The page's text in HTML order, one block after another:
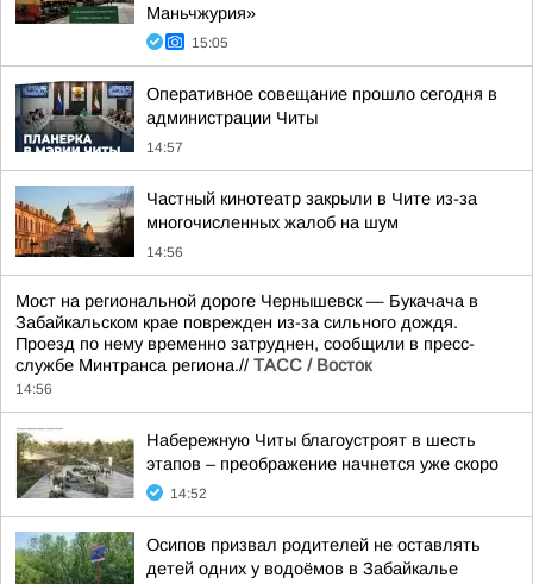
Маньчжурия»
15:05
Оперативное совещание прошло сегодня в
администрации Читы
14:57
Частный кинотеатр закрыли в Чите из-за
многочисленных жалоб на шум
14:56
Мост на региональной дороге Чернышевск — Букачача в
Забайкальском крае поврежден из-за сильного дождя.
Проезд по нему временно затруднен, сообщили в пресс-
службе Минтранса региона.// ТАСС / Восток
14:56
Набережную Читы благоустроят в шесть
этапов – преображение начнется уже скоро
14:52
Осипов призвал родителей не оставлять
детей одних у водоёмов в Забайкалье